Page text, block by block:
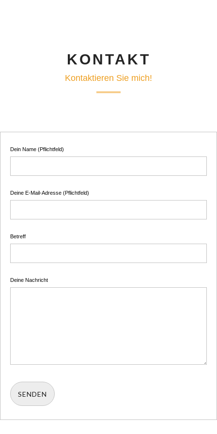
KONTAKT
Kontaktieren Sie mich!
Dein Name (Pflichtfeld)
Deine E-Mail-Adresse (Pflichtfeld)
Betreff
Deine Nachricht